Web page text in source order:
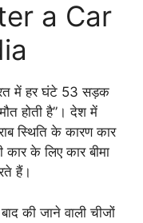
a Car
में हर घंटे 53 सड़क
होती है”। देश में
स्थिति के कारण कार
के लिए कार बीमा
हैं।
की जाने वाली चीजों